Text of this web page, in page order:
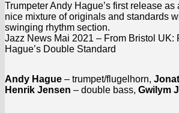
Trumpeter Andy Hague’s first release as
nice mixture of originals and standards
swinging rhythm section.
Jazz News Mai 2021 – From Bristol UK:
Hague’s Double Standard
Andy Hague – trumpet/flugelhorn,
Henrik Jensen – double bass, Gwilym